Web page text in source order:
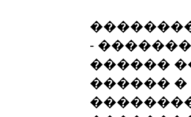
-
������
������